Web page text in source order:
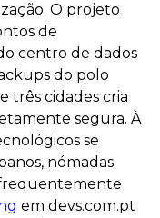
O projeto
de
centro de dados
do polo
três cidades cria
segura. À
se
nómadas
em devs.com.pt